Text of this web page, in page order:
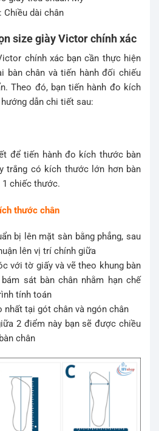
Chiều dài chân
size giày Victor chính xác
chính xác bạn cần thực hiện
bàn chân và tiến hành đối chiếu
Theo đó, bạn tiến hành đo kích
dẫn chi tiết sau:
để tiến hành đo kích thước bàn
trắng có kích thước lớn hơn bàn
1 chiếc thước.
thước chân
bị lên mặt sàn bằng phẳng, sau
lên vị trí chính giữa
với tờ giấy và vẽ theo khung bàn
sát bàn chân nhằm hạn chế
tính toán
nhất tại gót chân và ngón chân
2 điểm này bạn sẽ được chiều
chân